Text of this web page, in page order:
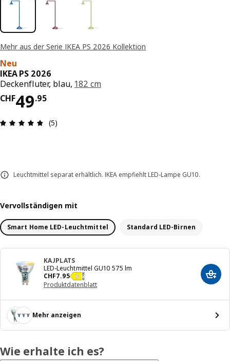
Mehr aus der Serie IKEA PS 2026 Kollektion
Neu
IKEA PS 2026
Deckenfluter, blau, 182 cm
CHF49.95
Preis CHF 49.95
Bewertung: 4.8 von 5 Sterne Anzahl der
(5)
Leuchtmittel separat erhältlich. IKEA empfiehlt LED-Lampe GU10.
Vervollständigen mit
Smart Home LED-Leuchtmittel Standard LED-Birnen
KAJPLATS
LED-Leuchtmittel GU10 575 lm
CHF7.95
Preis CHF 7.95
Produktdatenblatt
In
Mehr anzeigen
Wie erhalte ich es?